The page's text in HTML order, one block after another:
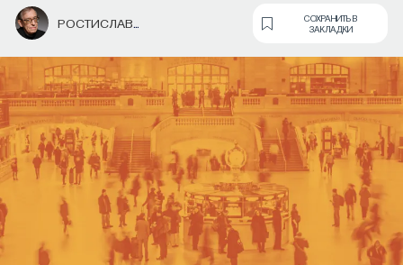
РОСТИСЛАВ
СОХРАНИТЬ В
ЗАКЛАДКИ